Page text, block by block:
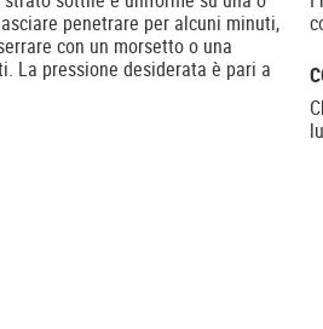
penetrare per alcuni minuti,
con un morsetto o una
La pressione desiderata è pari a